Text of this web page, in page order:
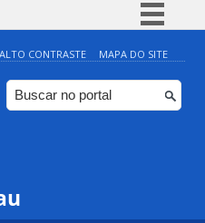
Simplifique!
Comunica BR
Participe
ALTO CONTRASTE MAPA DO SITE